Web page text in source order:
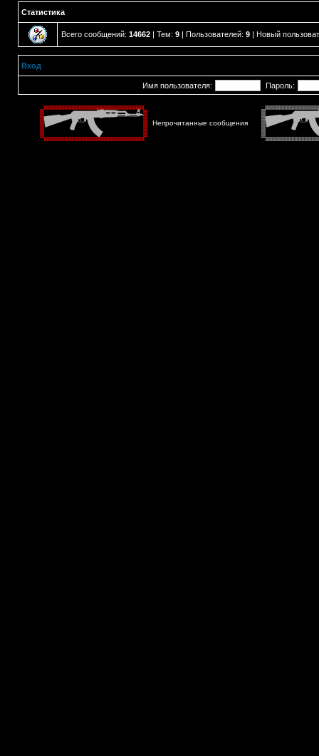
Статистика
Всего сообщений: 14662 | Тем: 9 | Пользователей: 9 | Новый
Вход
Имя пользователя: Пароль:
Непрочитанные сообщения